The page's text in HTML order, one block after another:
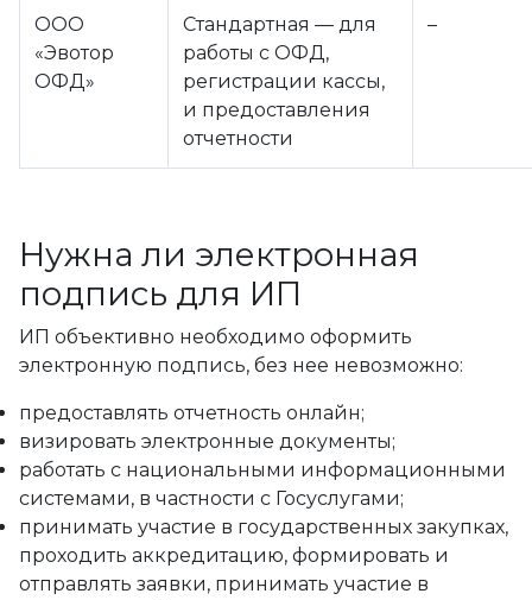
ООО
«Эвотор
ОФД»
Стандартная — для
работы с ОФД,
регистрации кассы,
и предоставления
отчетности
–
Нужна ли электронная
подпись для ИП
ИП объективно необходимо оформить
электронную подпись, без нее невозможно:
предоставлять отчетность онлайн;
визировать электронные документы;
работать с национальными информационными
системами, в частности с Госуслугами;
принимать участие в государственных закупках,
проходить аккредитацию, формировать и
отправлять заявки, принимать участие в